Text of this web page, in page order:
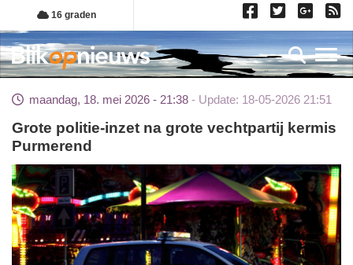
Overslaan
en
naar
de
gaan
16 graden
maandag, 18. mei 2026 - 21:38 Update: 18-05-2026 21:51
Grote politie-inzet na grote vechtpartij kermis
Purmerend